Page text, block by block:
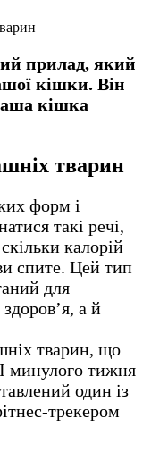
прилад, який
кішки. Він
кішка
тварин
форм і
такі речі,
калорій
спите. Цей тип
для
а й
тварин, що
минулого тижня
один із
трекером